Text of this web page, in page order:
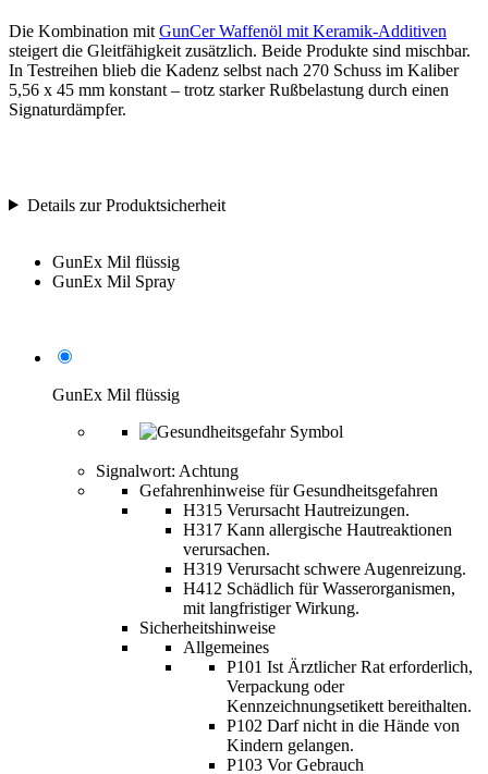
Die Kombination mit GunCer Waffenöl mit Keramik-Additiven
steigert die Gleitfähigkeit zusätzlich. Beide Produkte sind mischbar.
In Testreihen blieb die Kadenz selbst nach 270 Schuss im Kaliber
5,56 x 45 mm konstant – trotz starker Rußbelastung durch einen
Signaturdämpfer.
Details zur Produktsicherheit
GunEx Mil flüssig
GunEx Mil Spray
GunEx Mil flüssig
Signalwort: Achtung
Gefahrenhinweise für Gesundheitsgefahren
H315 Verursacht Hautreizungen.
H317 Kann allergische Hautreaktionen
verursachen.
H319 Verursacht schwere Augenreizung.
H412 Schädlich für Wasserorganismen,
mit langfristiger Wirkung.
Sicherheitshinweise
Allgemeines
P101 Ist Ärztlicher Rat erforderlich,
Verpackung oder
Kennzeichnungsetikett bereithalten.
P102 Darf nicht in die Hände von
Kindern gelangen.
P103 Vor Gebrauch